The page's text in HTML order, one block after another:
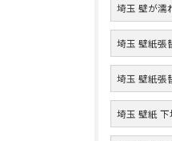
埼玉 壁が濡
埼玉 壁紙張
埼玉 壁紙張
埼玉 壁紙